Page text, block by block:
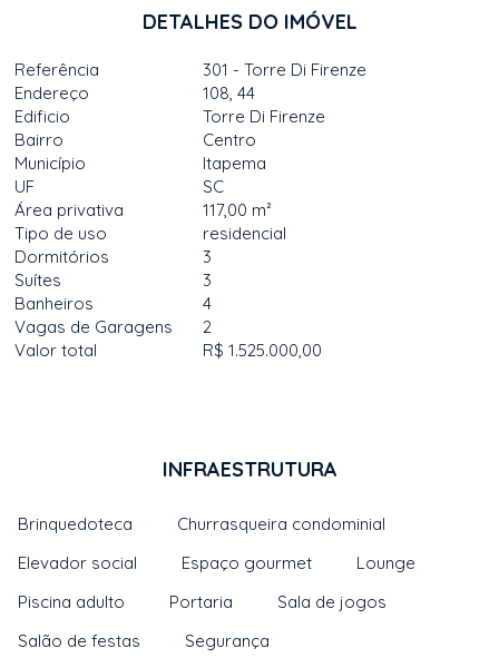
DETALHES DO IMÓVEL
Referência
301 - Torre Di Firenze
Endereço
108, 44
Edificio
Torre Di Firenze
Bairro
Centro
Município
Itapema
UF
SC
Área privativa
117,00 m²
Tipo de uso
residencial
Dormitórios
3
Suítes
3
Banheiros
4
Vagas de Garagens
2
Valor total
R$ 1.525.000,00
INFRAESTRUTURA
Brinquedoteca
Churrasqueira condominial
Elevador social
Espaço gourmet
Lounge
Piscina adulto
Portaria
Sala de jogos
Salão de festas
Segurança